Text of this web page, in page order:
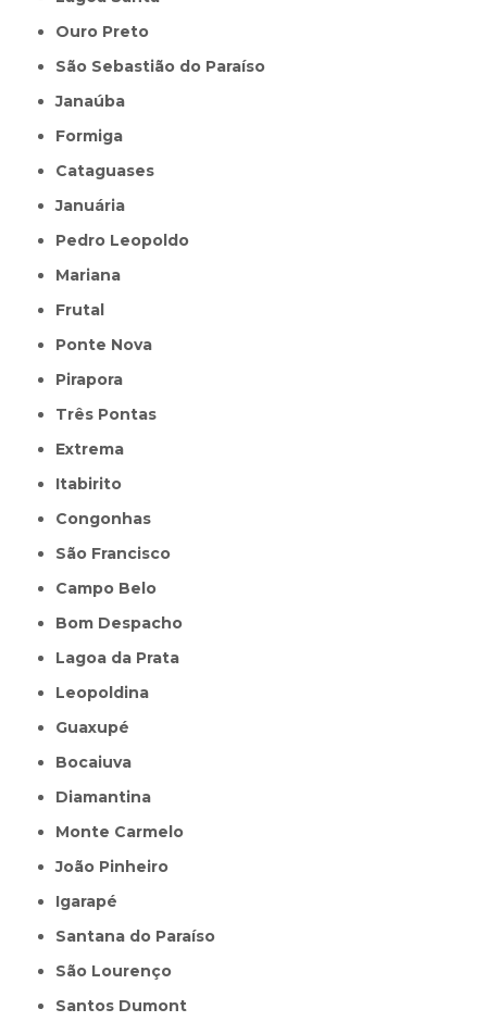
Ouro Preto
São Sebastião do Paraíso
Janaúba
Formiga
Cataguases
Januária
Pedro Leopoldo
Mariana
Frutal
Ponte Nova
Pirapora
Três Pontas
Extrema
Itabirito
Congonhas
São Francisco
Campo Belo
Bom Despacho
Lagoa da Prata
Leopoldina
Guaxupé
Bocaiuva
Diamantina
Monte Carmelo
João Pinheiro
Igarapé
Santana do Paraíso
São Lourenço
Santos Dumont